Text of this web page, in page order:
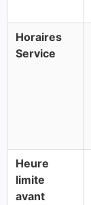
Horaires
Service
Heure
limite
avant